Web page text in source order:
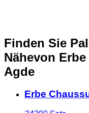
Finden Sie
Nähevon Erbe
Agde
Erbe